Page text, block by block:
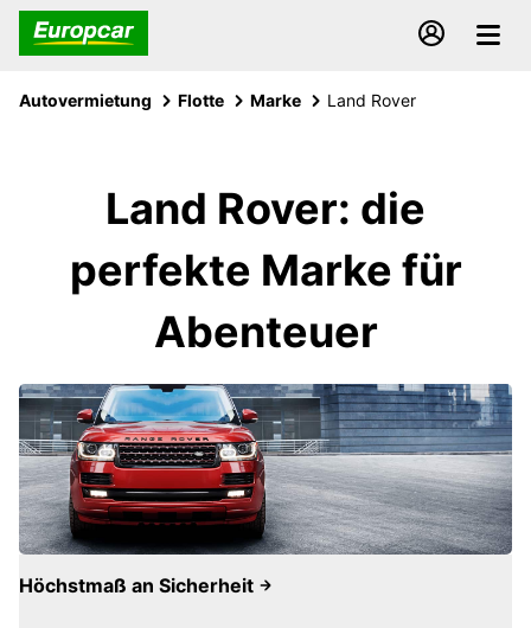
Autovermietung Flotte Marke Land Rover
Land Rover: die
perfekte Marke für
Abenteuer
Höchstmaß an Sicherheit